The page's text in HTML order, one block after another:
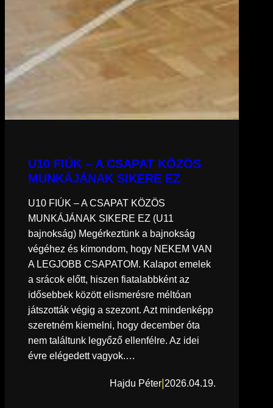
U10 FIÚK – A CSAPAT KÖZÖS
MUNKÁJÁNAK SIKERE EZ
U10 FIÚK – A CSAPAT KÖZÖS
MUNKÁJÁNAK SIKERE EZ (U11
bajnokság) Megérkeztünk a bajnokság
végéhez és kimondom, hogy NEKEM VAN
A LEGJOBB CSAPATOM. Kalapot emelek
a srácok előtt, hiszen fiatalabbként az
idősebbek között elismerésre méltóan
játszották végig a szezont. Azt mindenképp
szeretném kiemelni, hogy december óta
nem találtunk legyőző ellenfélre. Az idei
évre elégedett vagyok.…
Hajdu Péter 2026.04.19.